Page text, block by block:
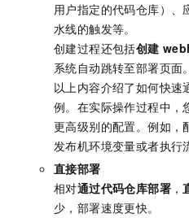
用户指定的代码仓库）、
水线的触发等。
创建过程还包括创建
系统自动跳转至部署页面。
以上内容介绍了如何快速
例。在实际操作过程中，
更高级别的配置。例如，
发布机环境变量或者执行
直接部署
相对通过代码仓库部署 ，
少，部署速度更快。